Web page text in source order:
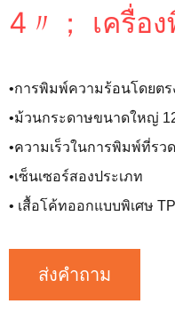
4〃； เครื่อ
•การพิมพ์ความร้อนโดยตร
•ม้วนกระดาษขนาดใหญ่
•ความเร็วในการพิมพ์ที่รวด
•เซ็นเซอร์สองประเภท
• เสื้อโค้ทออกแบบพิเศษ
ส่งคำถาม